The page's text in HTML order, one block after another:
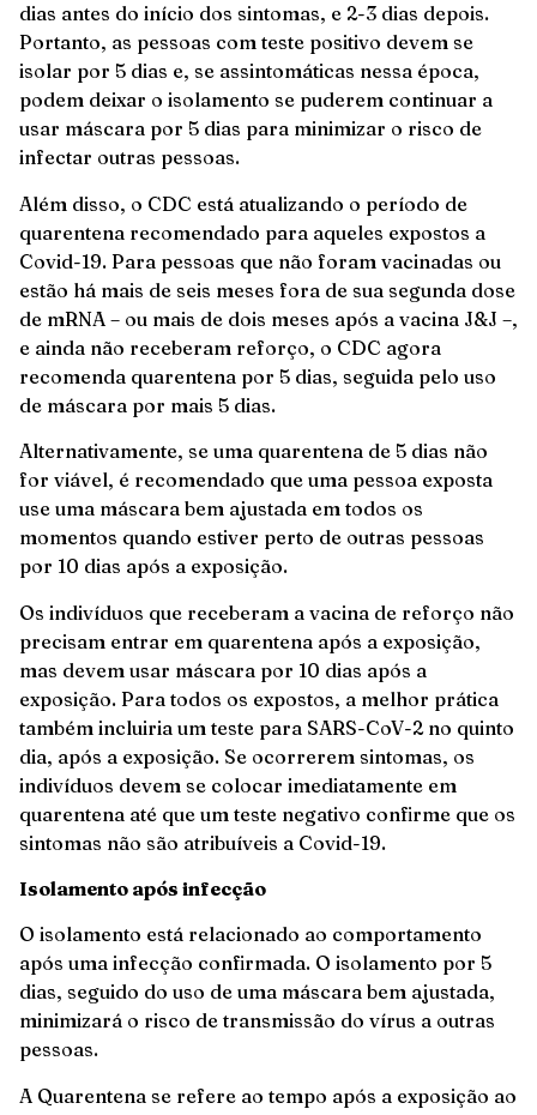
dias antes do início dos sintomas, e 2-3 dias depois.
Portanto, as pessoas com teste positivo devem se
isolar por 5 dias e, se assintomáticas nessa época,
podem deixar o isolamento se puderem continuar a
usar máscara por 5 dias para minimizar o risco de
infectar outras pessoas.
Além disso, o CDC está atualizando o período de
quarentena recomendado para aqueles expostos a
Covid-19. Para pessoas que não foram vacinadas ou
estão há mais de seis meses fora de sua segunda dose
de mRNA – ou mais de dois meses após a vacina J&J –,
e ainda não receberam reforço, o CDC agora
recomenda quarentena por 5 dias, seguida pelo uso
de máscara por mais 5 dias.
Alternativamente, se uma quarentena de 5 dias não
for viável, é recomendado que uma pessoa exposta
use uma máscara bem ajustada em todos os
momentos quando estiver perto de outras pessoas
por 10 dias após a exposição.
Os indivíduos que receberam a vacina de reforço não
precisam entrar em quarentena após a exposição,
mas devem usar máscara por 10 dias após a
exposição. Para todos os expostos, a melhor prática
também incluiria um teste para SARS-CoV-2 no quinto
dia, após a exposição. Se ocorrerem sintomas, os
indivíduos devem se colocar imediatamente em
quarentena até que um teste negativo confirme que os
sintomas não são atribuíveis a Covid-19.
Isolamento após infecção
O isolamento está relacionado ao comportamento
após uma infecção confirmada. O isolamento por 5
dias, seguido do uso de uma máscara bem ajustada,
minimizará o risco de transmissão do vírus a outras
pessoas.
A Quarentena se refere ao tempo após a exposição ao